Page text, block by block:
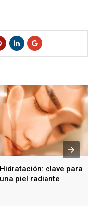
Hidratación: clave para
una piel radiante